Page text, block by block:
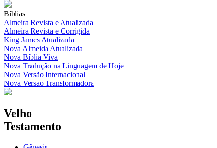
Bíblias
Almeira Revista e Atualizada
Almeira Revista e Corrigida
King James Atualizada
Nova Almeida Atualizada
Nova Bíblia Viva
Nova Tradução na Linguagem de Hoje
Nova Versão Internacional
Nova Versão Transformadora
Velho
Testamento